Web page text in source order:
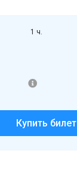
1 ч.
Купить билет